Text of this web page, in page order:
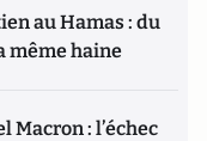
au Hamas : du
même haine
Macron : l’échec